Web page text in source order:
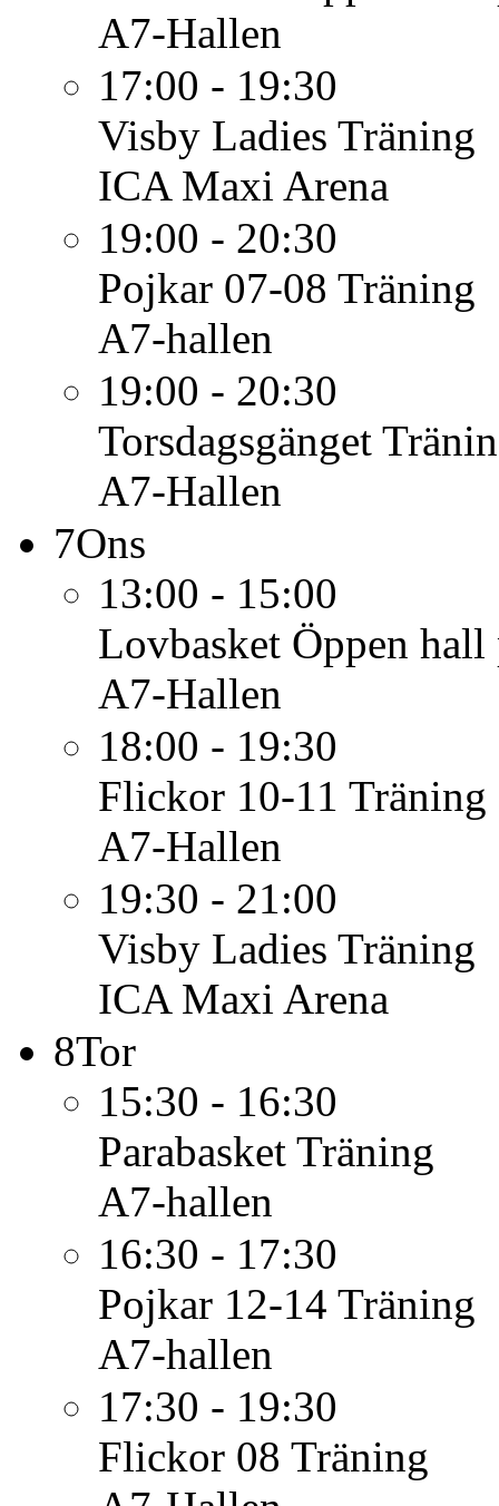
A7-Hallen
17:00 - 19:30
Visby Ladies Träning
ICA Maxi Arena
19:00 - 20:30
Pojkar 07-08 Träning
A7-hallen
19:00 - 20:30
Torsdagsgänget
A7-Hallen
7Ons
13:00 - 15:00
Lovbasket Öppen
A7-Hallen
18:00 - 19:30
Flickor 10-11 Träning
A7-Hallen
19:30 - 21:00
Visby Ladies Träning
ICA Maxi Arena
8Tor
15:30 - 16:30
Parabasket Träning
A7-hallen
16:30 - 17:30
Pojkar 12-14 Träning
A7-hallen
17:30 - 19:30
Flickor 08 Träning